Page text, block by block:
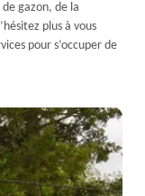
gazon, de la
plus à vous
pour s’occuper de